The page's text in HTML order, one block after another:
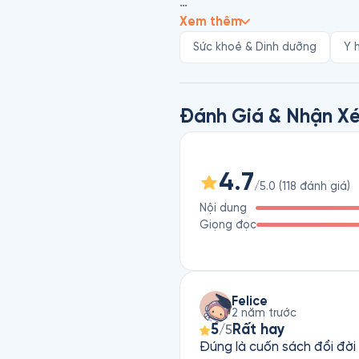
Tác giả - bác sĩ Wynn Huỳnh
việc khám chữa bệnh,
Xem thêm
Sức khoẻ & Dinh dưỡng Y
Đánh Giá & Nhận
4.7/5.0 (118 đánh giá)
Nội dung
Giọng đọc
Felice
2 năm trước
5/5 Rất hay
Đúng là cuốn sách đổi